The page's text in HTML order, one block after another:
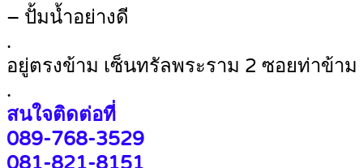
– ปั้มน้ำอย่างดี
.
อยู่ตรงข้าม เซ็นทรัลพระราม 2 ซอยท่าข้า
.
สนใจติดต่อที่
089-768-3529
081-821-8151